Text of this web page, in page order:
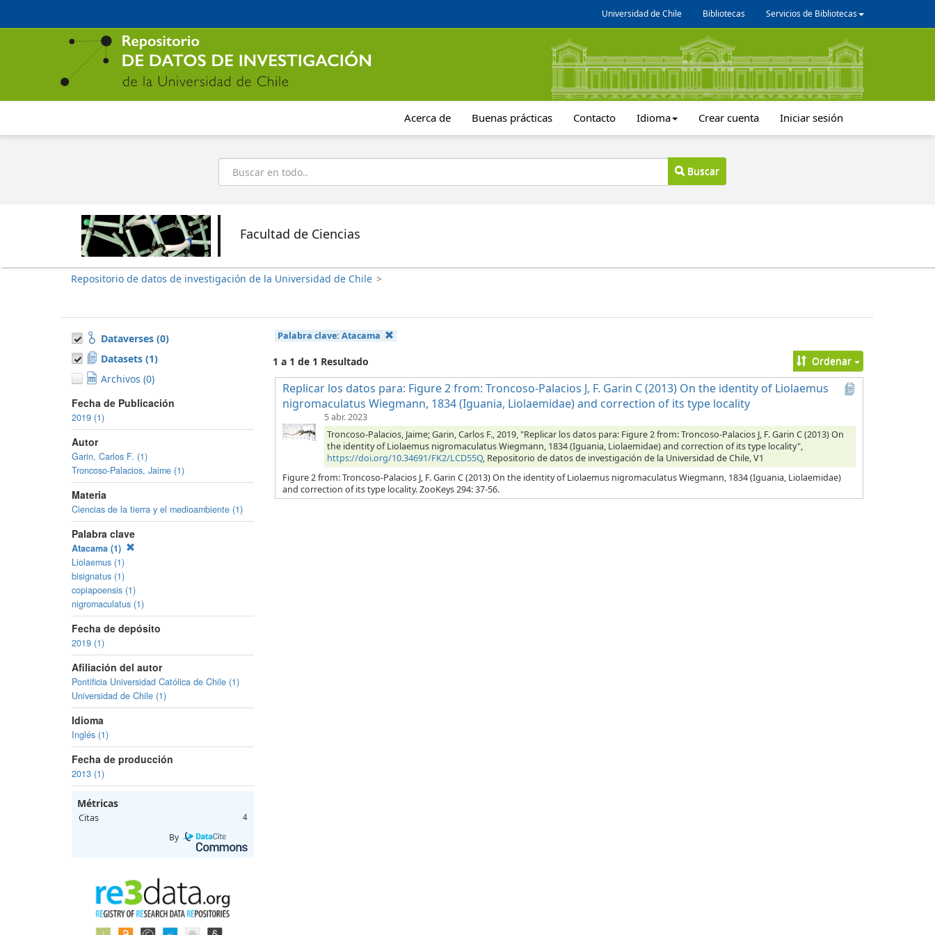
contenido
Universidad de Chile Bibliotecas Servicios de Bibliotecas
Acerca de Buenas prácticas Contacto Idioma Crear cuenta Iniciar sesión
Buscar
Buscar
Facultad de Ciencias
Repositorio de datos de investigación de la Universidad de Chile >
Dataverses (0)
Datasets (1)
Archivos (0)
Fecha de Publicación
2019 (1)
Autor
Garin, Carlos F. (1)
Troncoso-Palacios, Jaime (1)
Materia
Ciencias de la tierra y el medioambiente (1)
Palabra clave
Atacama (1)
Liolaemus (1)
bisignatus (1)
copiapoensis (1)
nigromaculatus (1)
Fecha de depósito
2019 (1)
Afiliación del autor
Pontificia Universidad Católica de Chile (1)
Universidad de Chile (1)
Idioma
Inglés (1)
Fecha de producción
2013 (1)
Métricas
Citas 4
By
Palabra clave: Atacama
1 a 1 de 1 Resultado Ordenar
Replicar los datos para: Figure 2 from: Troncoso-Palacios J, F. Garin C (2013) On the identity of Liolaemus
nigromaculatus Wiegmann, 1834 (Iguania, Liolaemidae) and correction of its type locality
5 abr. 2023
Troncoso-Palacios, Jaime; Garin, Carlos F., 2019, "Replicar los datos para: Figure 2 from: Troncoso-Palacios J, F. Garin C (2013) On
the identity of Liolaemus nigromaculatus Wiegmann, 1834 (Iguania, Liolaemidae) and correction of its type locality",
https://doi.org/10.34691/FK2/LCD55Q, Repositorio de datos de investigación de la Universidad de Chile, V1
Figure 2 from: Troncoso-Palacios J, F. Garin C (2013) On the identity of Liolaemus nigromaculatus Wiegmann, 1834 (Iguania, Liolaemidae)
and correction of its type locality. ZooKeys 294: 37-56.